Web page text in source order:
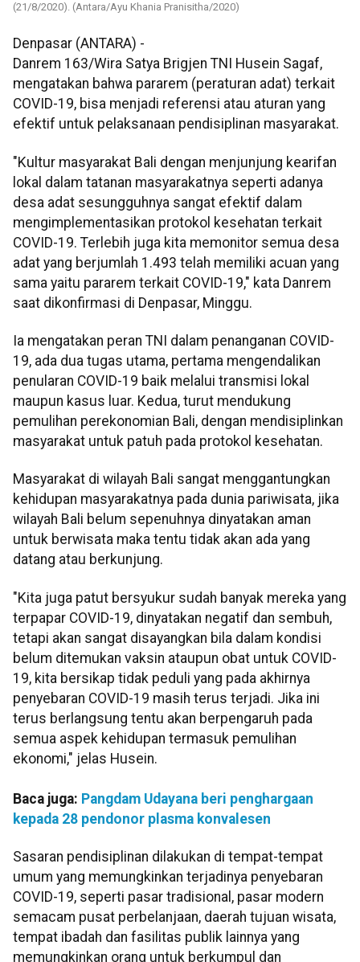
(21/8/2020). (Antara/Ayu Khania Pranisitha/2020)
Denpasar (ANTARA) -
Danrem 163/Wira Satya Brigjen TNI Husein Sagaf,
mengatakan bahwa pararem (peraturan adat) terkait
COVID-19, bisa menjadi referensi atau aturan yang
efektif untuk pelaksanaan pendisiplinan masyarakat.
"Kultur masyarakat Bali dengan menjunjung kearifan
lokal dalam tatanan masyarakatnya seperti adanya
desa adat sesungguhnya sangat efektif dalam
mengimplementasikan protokol kesehatan terkait
COVID-19. Terlebih juga kita memonitor semua desa
adat yang berjumlah 1.493 telah memiliki acuan yang
sama yaitu pararem terkait COVID-19," kata Danrem
saat dikonfirmasi di Denpasar, Minggu.
Ia mengatakan peran TNI dalam penanganan COVID-
19, ada dua tugas utama, pertama mengendalikan
penularan COVID-19 baik melalui transmisi lokal
maupun kasus luar. Kedua, turut mendukung
pemulihan perekonomian Bali, dengan mendisiplinkan
masyarakat untuk patuh pada protokol kesehatan.
Masyarakat di wilayah Bali sangat menggantungkan
kehidupan masyarakatnya pada dunia pariwisata, jika
wilayah Bali belum sepenuhnya dinyatakan aman
untuk berwisata maka tentu tidak akan ada yang
datang atau berkunjung.
"Kita juga patut bersyukur sudah banyak mereka yang
terpapar COVID-19, dinyatakan negatif dan sembuh,
tetapi akan sangat disayangkan bila dalam kondisi
belum ditemukan vaksin ataupun obat untuk COVID-
19, kita bersikap tidak peduli yang pada akhirnya
penyebaran COVID-19 masih terus terjadi. Jika ini
terus berlangsung tentu akan berpengaruh pada
semua aspek kehidupan termasuk pemulihan
ekonomi," jelas Husein.
Baca juga: Pangdam Udayana beri penghargaan
kepada 28 pendonor plasma konvalesen
Sasaran pendisiplinan dilakukan di tempat-tempat
umum yang memungkinkan terjadinya penyebaran
COVID-19, seperti pasar tradisional, pasar modern
semacam pusat perbelanjaan, daerah tujuan wisata,
tempat ibadah dan fasilitas publik lainnya yang
memungkinkan orang untuk berkumpul dan